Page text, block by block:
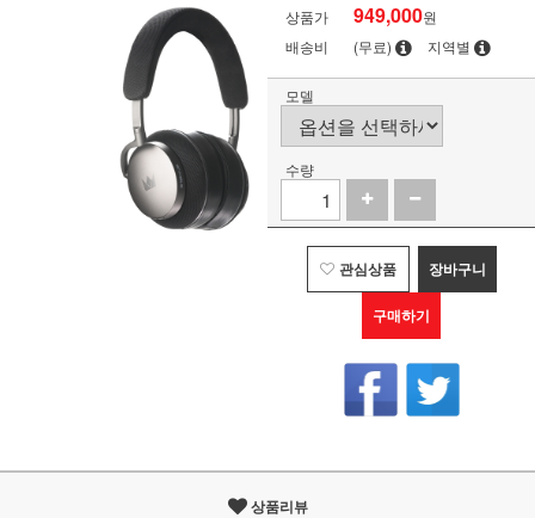
상품가 949,000원
배송비
(무료) 지역별
모델
수량
관심상품 장바구니
구매하기
상품리뷰